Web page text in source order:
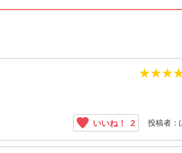
★★★
いいね！ 2 投稿者：